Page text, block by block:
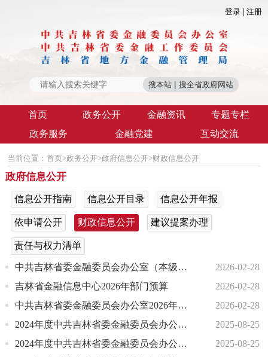
登录 注册
首页 政务公开 金融资讯
专题专栏
政务服务
金融党建 互动交流
当前位置：首页>政务公开>政府信息公开>财政信息公开
政府信息公开
信息公开指南 信息公开目录 信息公开年报
依申请公开 财政信息公开 建议提案办理
责任与权力清单
中共吉林省委金融委员会办公室（本级）2026年部门预算
2026-02-28
吉林省金融信息中心2026年部门预算
2026-02-28
中共吉林省委金融委员会办公室2026年部门预算
2026-02-28
2024年度中共吉林省委金融委员会办公室（本级）部门决算
2025-08-25
2024年度中共吉林省委金融委员会办公室部门决算
2025-08-25